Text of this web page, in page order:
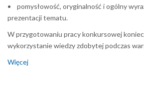
• pomysłowość, oryginalność i ogólny
prezentacji tematu.
W przygotowaniu pracy konkursowej
wykorzystanie wiedzy zdobytej podczas
Więcej